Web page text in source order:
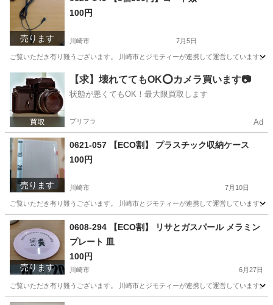
売ります
100円
川崎市 7月5日
ご覧いただき有り難うございます。 川崎市とジモティーが連携して運営していま
神奈川 川崎市 その他 リユース
【求】壊れててもOK⭕️カメラ買います📷
状態が悪くてもOK！最大限買取します
プリフラ Ad
売ります
0621-057 【ECO割】 プラスチック収納ケース
100円
川崎市 7月10日
ご覧いただき有り難うございます。 川崎市とジモティーが連携して運営していま
神奈川 川崎市 リユース
売ります
0608-294 【ECO割】 リサとガスパール メラミン
プレート 皿
100円
川崎市 6月27日
ご覧いただき有り難うございます。 川崎市とジモティーが連携して運営していま